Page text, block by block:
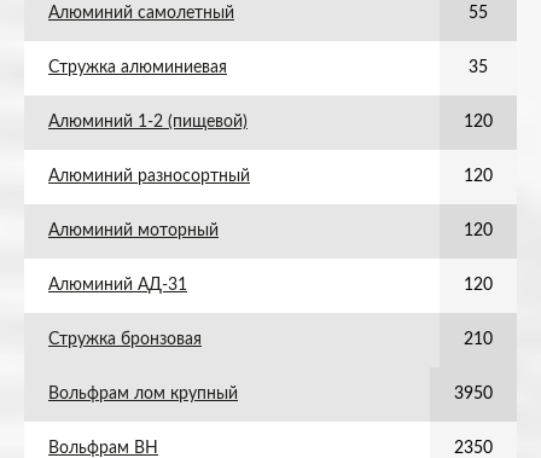
Алюминий самолетный 55
Стружка алюминиевая 35
Алюминий 1-2 (пищевой) 120
Алюминий разносортный 120
Алюминий моторный 120
Алюминий АД-31 120
Стружка бронзовая 210
Вольфрам лом крупный 3950
Вольфрам ВН 2350